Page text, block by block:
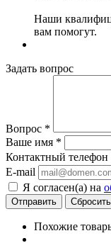
Наши
вам помогут.
Задать вопрос
Вопрос *
Ваше имя *
Контактный телефон
E-mail
Я согласен(а) на
Сбросить
Похожие